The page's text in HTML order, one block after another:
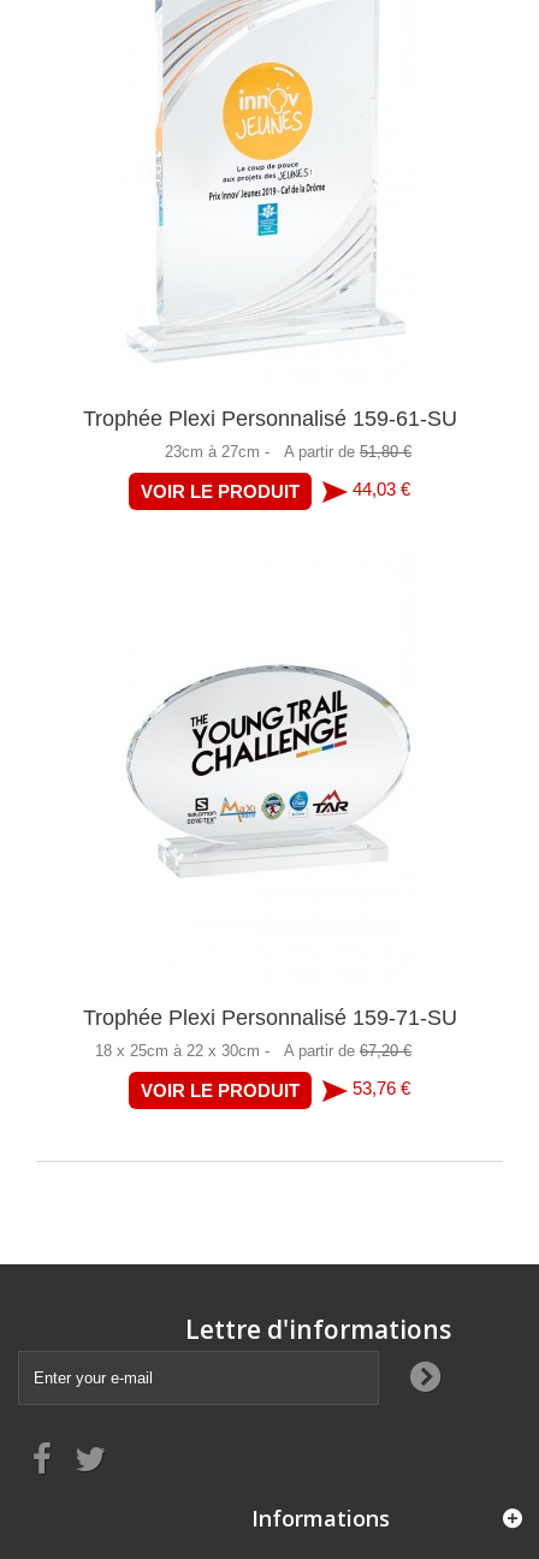
Trophée Plexi Personnalisé 159-61-SU
23cm à 27cm - A partir de 51,80 €
VOIR LE PRODUIT 44,03 €
Trophée Plexi Personnalisé 159-71-SU
18 x 25cm à 22 x 30cm - A partir de 67,20 €
VOIR LE PRODUIT 53,76 €
Lettre d'informations
Informations